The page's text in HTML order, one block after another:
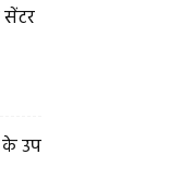
के उप